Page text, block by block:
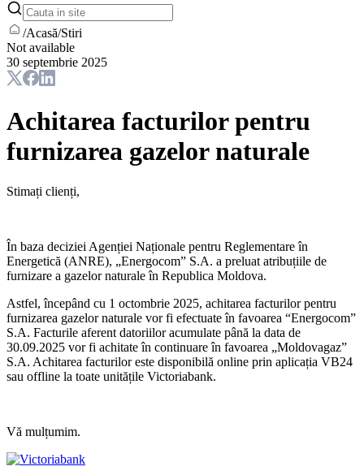
/Acasă/Stiri
Not available
30 septembrie 2025
Achitarea facturilor pentru
furnizarea gazelor naturale
Stimați clienți,
În baza deciziei Agenției Naționale pentru Reglementare în
Energetică (ANRE), „Energocom” S.A. a preluat atribuțiile de
furnizare a gazelor naturale în Republica Moldova.
Astfel, începând cu 1 octombrie 2025, achitarea facturilor pentru
furnizarea gazelor naturale vor fi efectuate în favoarea “Energocom”
S.A. Facturile aferent datoriilor acumulate până la data de
30.09.2025 vor fi achitate în continuare în favoarea „Moldovagaz”
S.A. Achitarea facturilor este disponibilă online prin aplicația VB24
sau offline la toate unitățile Victoriabank.
Vă mulțumim.